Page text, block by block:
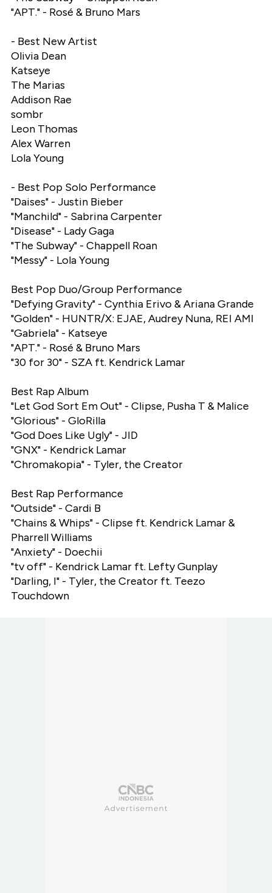
"APT." - Rosé & Bruno Mars
- Best New Artist
Olivia Dean
Katseye
The Marias
Addison Rae
sombr
Leon Thomas
Alex Warren
Lola Young
- Best Pop Solo Performance
"Daises" - Justin Bieber
"Manchild" - Sabrina Carpenter
"Disease" - Lady Gaga
"The Subway" - Chappell Roan
"Messy" - Lola Young
Best Pop Duo/Group Performance
"Defying Gravity" - Cynthia Erivo & Ariana Grande
"Golden" - HUNTR/X: EJAE, Audrey Nuna, REI AMI
"Gabriela" - Katseye
"APT." - Rosé & Bruno Mars
"30 for 30" - SZA ft. Kendrick Lamar
Best Rap Album
"Let God Sort Em Out" - Clipse, Pusha T & Malice
"Glorious" - GloRilla
"God Does Like Ugly" - JID
"GNX" - Kendrick Lamar
"Chromakopia" - Tyler, the Creator
Best Rap Performance
"Outside" - Cardi B
"Chains & Whips" - Clipse ft. Kendrick Lamar &
Pharrell Williams
"Anxiety" - Doechii
"tv off" - Kendrick Lamar ft. Lefty Gunplay
"Darling, I" - Tyler, the Creator ft. Teezo
Touchdown